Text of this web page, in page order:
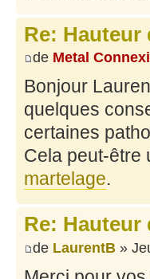
Re:
de Metal
Bonjour
quelques
certaines
Cela peut-être
martelage.
Re:
de LaurentB »